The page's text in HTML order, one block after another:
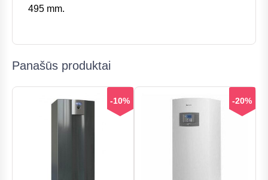
495 mm.
Panašūs produktai
-10% -20%